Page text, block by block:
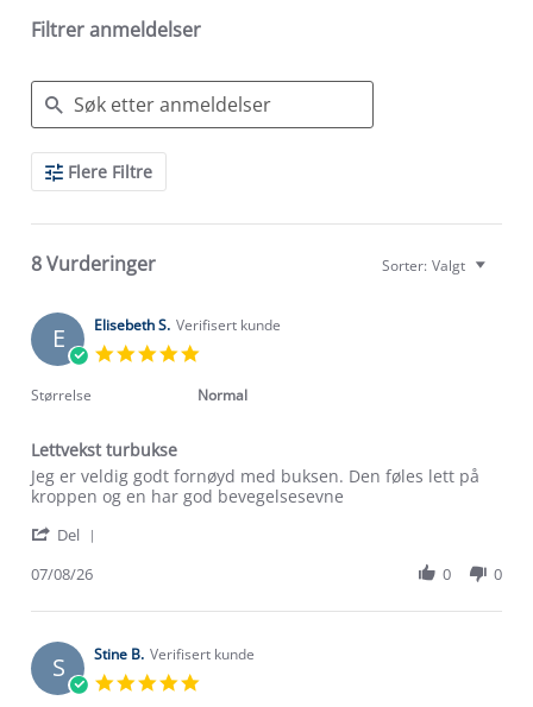
Filtrer anmeldelser
Search
ReviewsFlere Filtre
8 Vurderinger Sorter: Valgt
E Elisebeth S. Verifisert kunde
rating
Størrelse Normal
Lettvekst turbukse
Review
by
S.
7
2026
review
stating
turbukse
Jeg er veldig godt fornøyd med buksen. Den føles lett på
kroppen og en har god bevegelsesevne
Del
Elisebeth
on
7
Aug
07/08/26 0 0
S Stine B. Verifisert kunde